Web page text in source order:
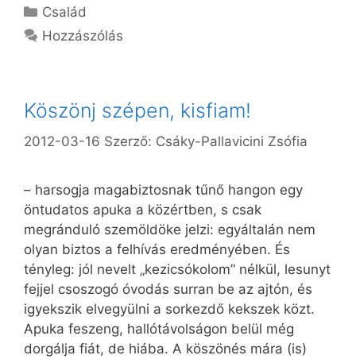
Kategória
Család
Hozzászólás
Köszönj szépen, kisfiam!
2012-03-16 Szerző: Csáky-Pallavicini Zsófia
– harsogja magabiztosnak tűnő hangon egy
öntudatos apuka a közértben, s csak
megránduló szemöldöke jelzi: egyáltalán nem
olyan biztos a felhívás eredményében. És
tényleg: jól nevelt „kezicsókolom” nélkül, lesunyt
fejjel csoszogó óvodás surran be az ajtón, és
igyekszik elvegyülni a sorkezdő kekszek közt.
Apuka feszeng, hallótávolságon belül még
dorgálja fiát, de hiába. A köszönés mára (is)